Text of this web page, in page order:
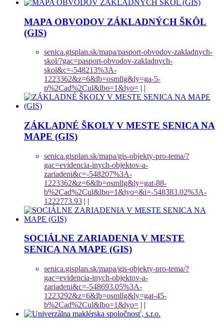
MAPA OBVODOV ZÁKLADNÝCH ŠKÔL
(GIS)
senica.gisplan.sk/mapa/pasport-obvodov-zakladnych-
skol/?gac=pasport-obvodov-zakladnych-
skol&c=-548213%3A-
1223362&z=6&lb=osmllg&ly=ga-5-
p%2Cad%2Cul&lbo=1&lyo= | |
ZÁKLADNÉ ŠKOLY V MESTE SENICA NA
MAPE (GIS)
senica.gisplan.sk/mapa/gis-objekty-pro-tema/?
gac=evidencia-inych-objektov-a-
zariadeni&c=-548207%3A-
1223362&z=6&lb=osmllg&ly=gat-88-
b%2Cad%2Cul&lbo=1&lyo=&i=-548383.02%3A-
1222773.93 | |
SOCIÁLNE ZARIADENIA V MESTE
SENICA NA MAPE (GIS)
senica.gisplan.sk/mapa/gis-objekty-pro-tema/?
gac=evidencia-inych-objektov-a-
zariadeni&c=-548693.05%3A-
1223292&z=6&lb=osmllg&ly=gat-45-
b%2Cad%2Cul&lbo=1&lyo= | |